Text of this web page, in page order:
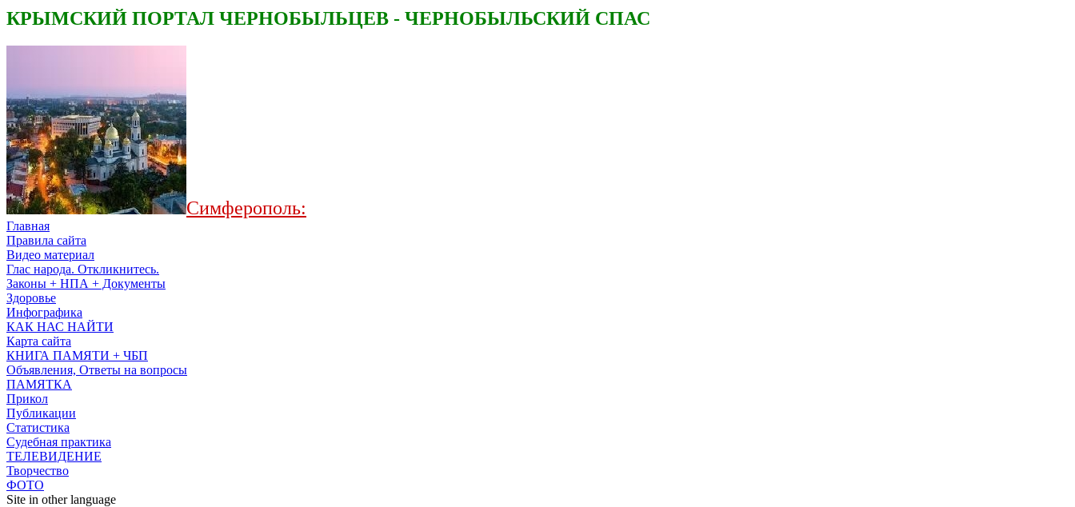
КРЫМСКИЙ ПОРТАЛ ЧЕРНОБЫЛЬЦЕВ - ЧЕРНОБЫЛЬСКИЙ СПАС
Симферополь:
Главная
Правила сайта
Видео материал
Глас народа. Откликнитесь.
Законы + НПА + Документы
Здоровье
Инфографика
КАК НАС НАЙТИ
Карта сайта
КНИГА ПАМЯТИ + ЧБП
Объявления, Ответы на вопросы
ПАМЯТКА
Прикол
Публикации
Статистика
Судебная практика
ТЕЛЕВИДЕНИЕ
Творчество
ФОТО
Site in other language